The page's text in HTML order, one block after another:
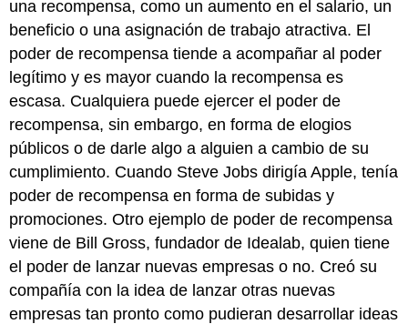
una recompensa, como un aumento en el salario, un
beneficio o una asignación de trabajo atractiva. El
poder de recompensa tiende a acompañar al poder
legítimo y es mayor cuando la recompensa es
escasa. Cualquiera puede ejercer el poder de
recompensa, sin embargo, en forma de elogios
públicos o de darle algo a alguien a cambio de su
cumplimiento. Cuando Steve Jobs dirigía Apple, tenía
poder de recompensa en forma de subidas y
promociones. Otro ejemplo de poder de recompensa
viene de Bill Gross, fundador de Idealab, quien tiene
el poder de lanzar nuevas empresas o no. Creó su
compañía con la idea de lanzar otras nuevas
empresas tan pronto como pudieran desarrollar ideas